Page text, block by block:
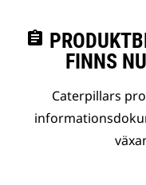
assignment
FINNS
Caterpillars